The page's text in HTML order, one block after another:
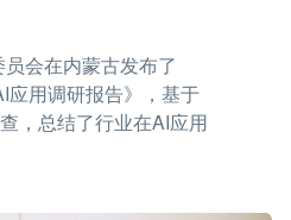
会在内蒙古发布了
应用调研报告》，基于
，总结了行业在AI应用